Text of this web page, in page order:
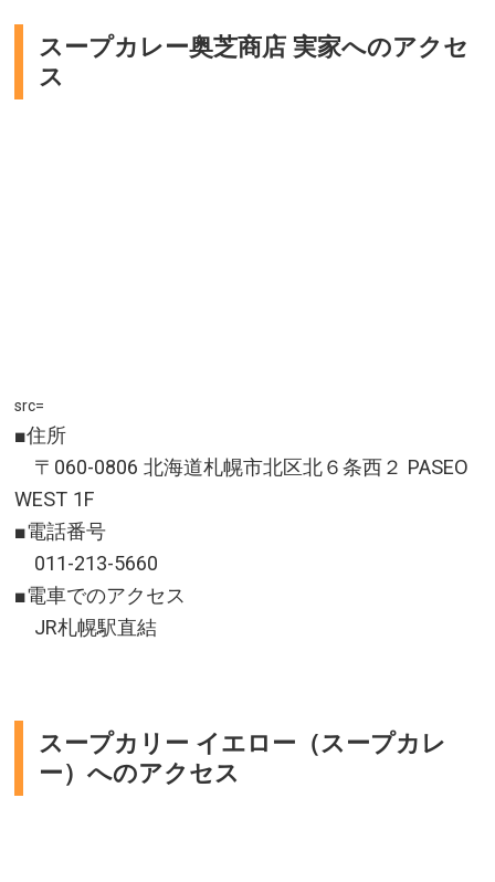
スープカレー奥芝商店 実家へのアクセ
ス
src=
■住所
〒060-0806 北海道札幌市北区北６条西２ PASEO
WEST 1F
■電話番号
011-213-5660
■電車でのアクセス
JR札幌駅直結
スープカリー イエロー（スープカレ
ー）へのアクセス